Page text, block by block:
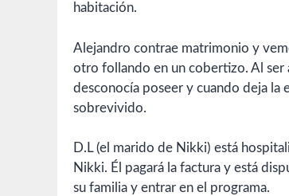
habitación.
Alejandro contrae matrimonio y
otro follando en un cobertizo. Al ser
desconocía poseer y cuando deja la
sobrevivido.
D.L (el marido de Nikki) está
Nikki. Él pagará la factura y está
su familia y entrar en el programa.